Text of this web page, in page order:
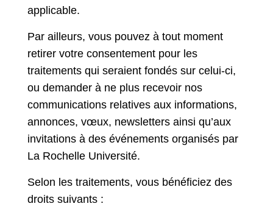
applicable.
Par ailleurs, vous pouvez à tout moment
retirer votre consentement pour les
traitements qui seraient fondés sur celui-ci,
ou demander à ne plus recevoir nos
communications relatives aux informations,
annonces, vœux, newsletters ainsi qu’aux
invitations à des événements organisés par
La Rochelle Université.
Selon les traitements, vous bénéficiez des
droits suivants :